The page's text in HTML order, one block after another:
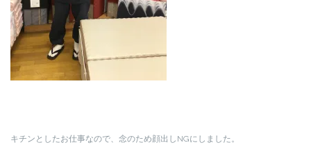
キチンとしたお仕事なので、念のため顔出しNGにしました。